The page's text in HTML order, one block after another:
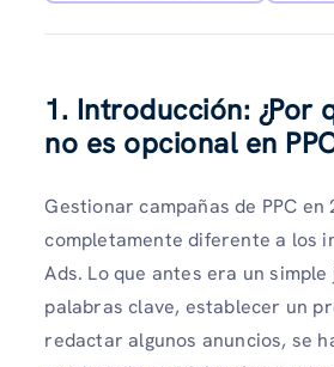
1. Introducción: ¿Por
no es opcional en
Gestionar campañas de PPC en
completamente diferente a los
Ads. Lo que antes era un
palabras clave, establecer un
redactar algunos anuncios, se